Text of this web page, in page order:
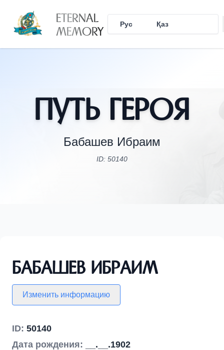
ETERNAL
MEMORY Рус Қаз
Путь Героя
Бабашев Ибраим
ID: 50140
Бабашев Ибраим
Изменить информацию
ID: 50140
Дата рождения:
__.__.1902